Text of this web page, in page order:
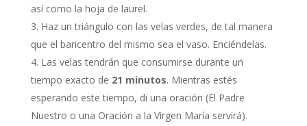
así como la hoja de laurel.
Haz un triángulo con las velas verdes, de tal manera
que el baricentro del mismo sea el vaso. Enciéndelas.
Las velas tendrán que consumirse durante un
tiempo exacto de 21 minutos. Mientras estés
esperando este tiempo, di una oración (El Padre
Nuestro o una Oración a la Virgen María servirá).